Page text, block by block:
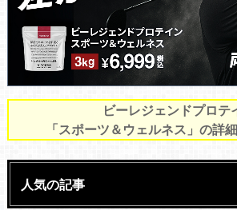
ビーレジェンドプロテ
「スポーツ＆ウェルネス」の詳
人気の記事